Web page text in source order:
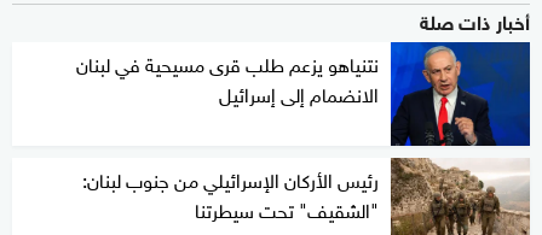
أخبار ذات صلة
نتنياهو يزعم طلب قرى مسيحية في لبنان
الانضمام إلى إسرائيل
رئيس الأركان الإسرائيلي من جنوب لبنان:
"الشقيف" تحت سيطرتنا